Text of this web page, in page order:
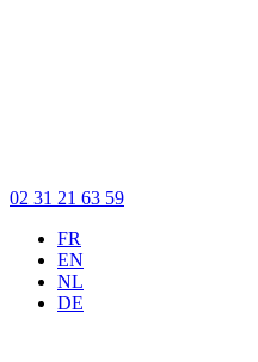
02 31 21 63 59
FR
EN
NL
DE